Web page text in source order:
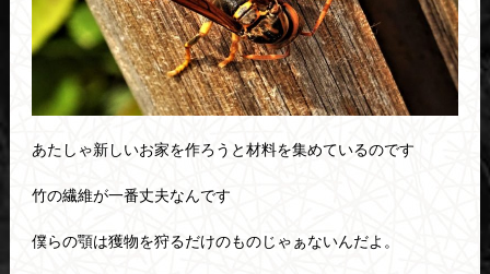
あたしゃ新しいお家を作ろうと材料を集めているのです
竹の繊維が一番丈夫なんです
僕らの顎は獲物を狩るだけのものじゃぁないんだよ。